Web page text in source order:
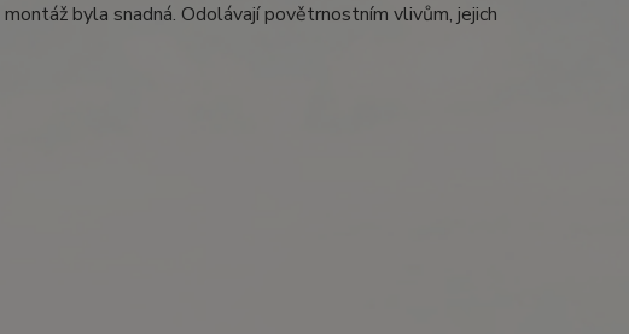
byla snadná. Odolávají povětrnostním vlivům, jejich